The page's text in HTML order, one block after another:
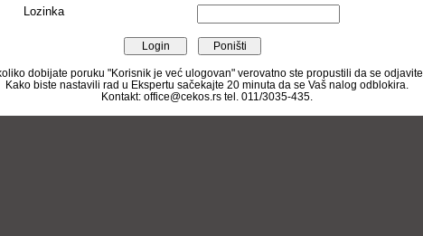
Lozinka
dobijate poruku "Korisnik je već ulogovan" verovatno ste propustili da se odjavite.
Kako biste nastavili rad u Ekspertu sačekajte 20 minuta da se Vaš nalog odblokira.
Kontakt: office@cekos.rs tel. 011/3035-435.